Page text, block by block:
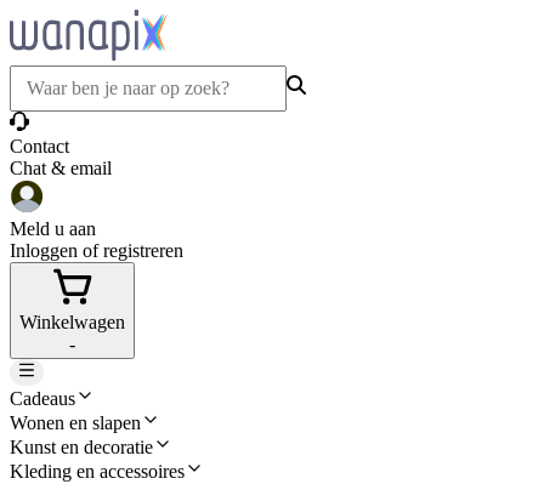
Contact
Chat & email
Meld u aan
Inloggen of registreren
Winkelwagen
-
Cadeaus
Wonen en slapen
Kunst en decoratie
Kleding en accessoires